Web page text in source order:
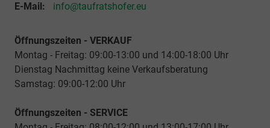
E-Mail:
info@taufratshofer.eu
Öffnungszeiten - VERKAUF
Montag - Freitag: 09:00-13:00 und 14:00-18:00 Uhr
Dienstag Nachmittag keine Verkaufsberatung
Samstag: 09:00-12:00 Uhr
Öffnungszeiten - SERVICE